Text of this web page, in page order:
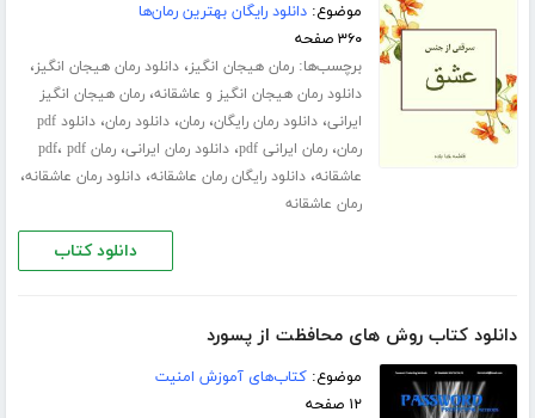
موضوع:دانلود رایگان بهترین رمان‌ها
۳۶۰ صفحه
برچسب‌ها:رمان هیجان انگیز،دانلود رمان هیجان انگیز،
دانلود رمان هیجان انگیز و عاشقانه،رمان هیجان انگیز
ایرانی،دانلود رمان رایگان،رمان،دانلود رمان،
دانلود pdf
رمان،رمان ایرانی pdf ،دانلود رمان ایرانی،رمان pdf ، pdf
عاشقانه،دانلود رایگان رمان عاشقانه،دانلود رمان عاشقانه،
رمان عاشقانه
دانلود کتاب
دانلود کتاب روش های محافظت از پسورد
موضوع:کتاب‌های آموزش امنیت
۱۲ صفحه